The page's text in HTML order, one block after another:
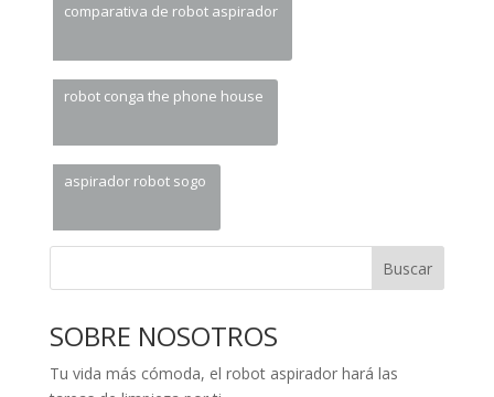
comparativa de robot aspirador
robot conga the phone house
aspirador robot sogo
Buscar
SOBRE NOSOTROS
Tu vida más cómoda, el robot aspirador hará las